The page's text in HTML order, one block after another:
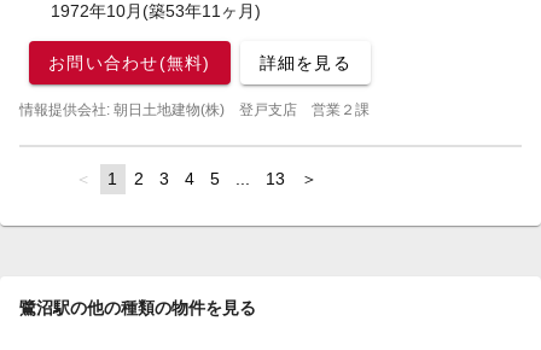
1972年10月(築53年11ヶ月)
お問い合わせ(無料) 詳細を見る
情報提供会社: 朝日土地建物(株) 登戸支店 営業２課
page
You're
page
1 page
2 page
3 page
4 page
5 pagepage
13 page
鷺沼駅の他の種類の物件を見る